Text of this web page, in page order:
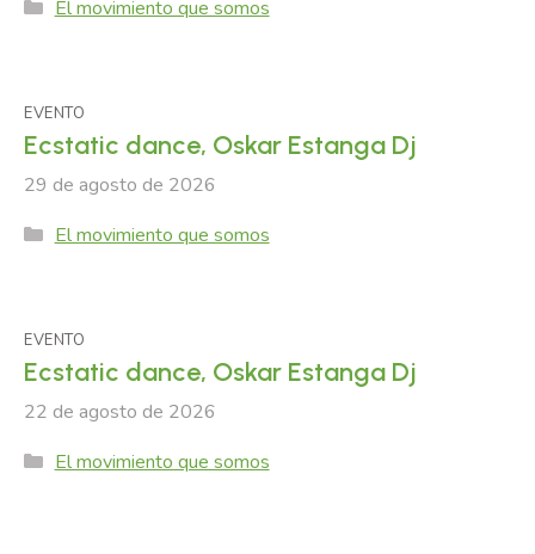
El movimiento que somos
EVENTO
Ecstatic dance, Oskar Estanga Dj
29 de agosto de 2026
Categories
El movimiento que somos
EVENTO
Ecstatic dance, Oskar Estanga Dj
22 de agosto de 2026
Categories
El movimiento que somos